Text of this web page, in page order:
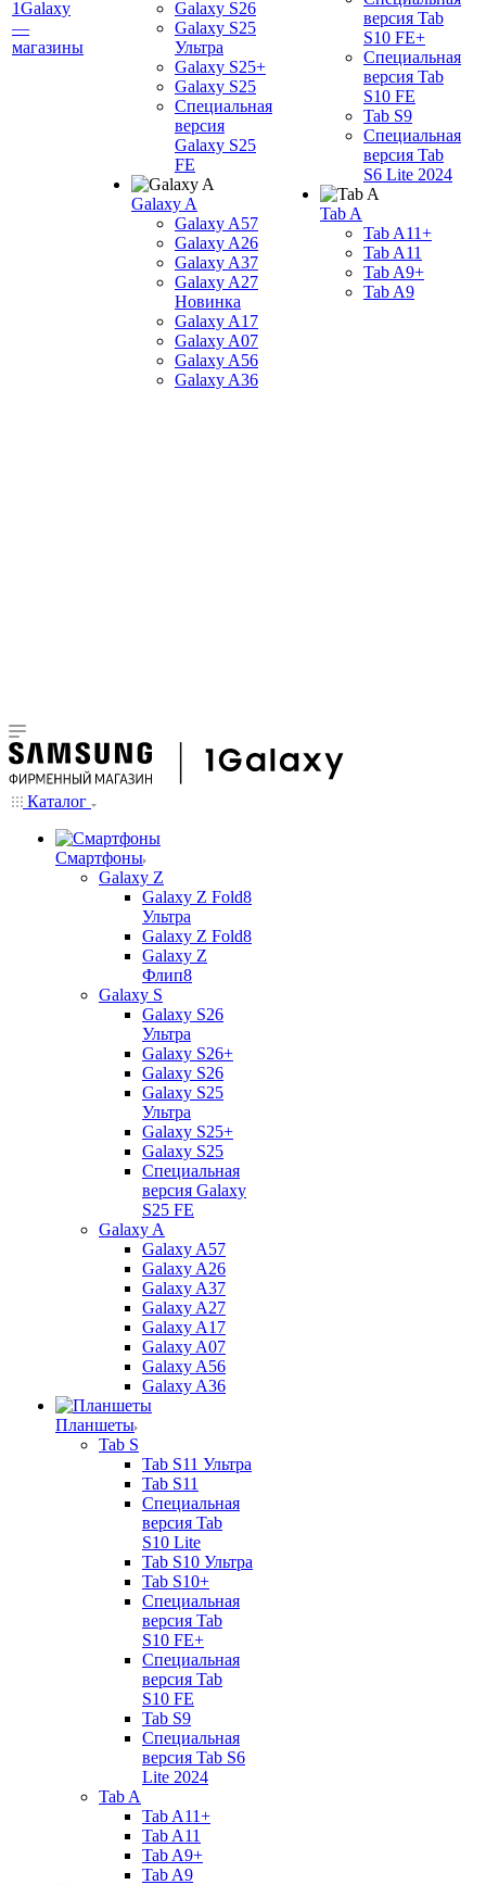
1Galaxy
—
магазины
Galaxy S26
Galaxy S25
Ультра
Galaxy S25+
Galaxy S25
Специальная
версия
Galaxy S25
FE
Galaxy A
Galaxy A57
Galaxy A26
Galaxy A37
Galaxy A27
Новинка
Galaxy A17
Galaxy A07
Galaxy A56
Galaxy A36
версия Tab
S10 FE+
Специальная
версия Tab
S10 FE
Tab S9
Специальная
версия Tab
S6 Lite 2024
Tab A
Tab A11+
Tab A11
Tab A9+
Tab A9
Каталог
Смартфоны
Galaxy Z
Galaxy Z Fold8
Ультра
Galaxy Z Fold8
Galaxy Z
Флип8
Galaxy S
Galaxy S26
Ультра
Galaxy S26+
Galaxy S26
Galaxy S25
Ультра
Galaxy S25+
Galaxy S25
Специальная
версия Galaxy
S25 FE
Galaxy A
Galaxy A57
Galaxy A26
Galaxy A37
Galaxy A27
Galaxy A17
Galaxy A07
Galaxy A56
Galaxy A36
Планшеты
Tab S
Tab S11 Ультра
Tab S11
Специальная
версия Tab
S10 Lite
Tab S10 Ультра
Tab S10+
Специальная
версия Tab
S10 FE+
Специальная
версия Tab
S10 FE
Tab S9
Специальная
версия Tab S6
Lite 2024
Tab A
Tab A11+
Tab A11
Tab A9+
Tab A9